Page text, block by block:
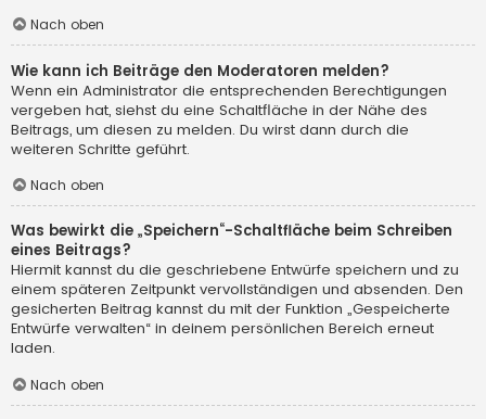
Nach oben
Wie kann ich Beiträge den Moderatoren melden?
Wenn ein Administrator die entsprechenden Berechtigungen
vergeben hat, siehst du eine Schaltfläche in der Nähe des
Beitrags, um diesen zu melden. Du wirst dann durch die
weiteren Schritte geführt.
Nach oben
Was bewirkt die „Speichern“-Schaltfläche beim Schreiben
eines Beitrags?
Hiermit kannst du die geschriebene Entwürfe speichern und zu
einem späteren Zeitpunkt vervollständigen und absenden. Den
gesicherten Beitrag kannst du mit der Funktion „Gespeicherte
Entwürfe verwalten“ in deinem persönlichen Bereich erneut
laden.
Nach oben